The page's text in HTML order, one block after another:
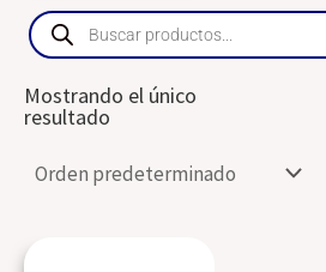
Products
search
Mostrando el único
resultado